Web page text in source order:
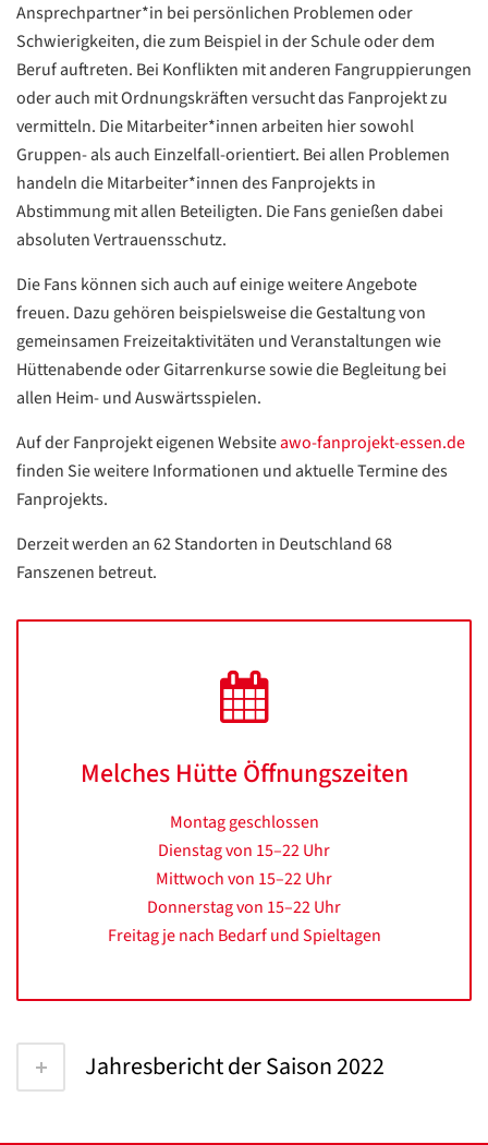
Ansprechpartner*in bei persönlichen Problemen oder
Schwierigkeiten, die zum Beispiel in der Schule oder dem
Beruf auftreten. Bei Konflikten mit anderen Fangruppierungen
oder auch mit Ordnungskräften versucht das Fanprojekt zu
vermitteln. Die Mitarbeiter*innen arbeiten hier sowohl
Gruppen- als auch Einzelfall-orientiert. Bei allen Problemen
handeln die Mitarbeiter*innen des Fanprojekts in
Abstimmung mit allen Beteiligten. Die Fans genießen dabei
absoluten Vertrauensschutz.
Die Fans können sich auch auf einige weitere Angebote
freuen. Dazu gehören beispielsweise die Gestaltung von
gemeinsamen Freizeitaktivitäten und Veranstaltungen wie
Hüttenabende oder Gitarrenkurse sowie die Begleitung bei
allen Heim- und Auswärtsspielen.
Auf der Fanprojekt eigenen Websiteawo-fanprojekt-essen.de
finden Sie weitere Informationen und aktuelle Termine des
Fanprojekts.
Derzeit werden an 62 Standorten in Deutschland 68
Fanszenen betreut.
Melches Hütte Öffnungszeiten
Montag geschlossen
Dienstag von 15–22 Uhr
Mittwoch von 15–22 Uhr
Donnerstag von 15–22 Uhr
Freitag je nach Bedarf und Spieltagen
Jahresbericht der Saison 2022
Datenschutzerklärung
Datenschutzerklärung